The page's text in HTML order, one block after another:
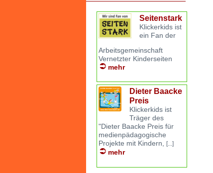
Seitenstark
Klickerkids ist
ein Fan der
Arbeitsgemeinschaft
Vernetzter Kinderseiten
mehr
Dieter Baacke
Preis
Klickerkids ist
Träger des
"Dieter Baacke Preis für
medienpädagogische
Projekte mit Kindern, [...]
mehr